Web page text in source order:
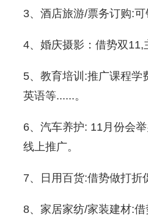
3、酒店旅游/票务订购:
4、婚庆摄影：借势双11,
5、教育培训:推广课程学
英语等......。
6、汽车养护: 11月份会
线上推广。
7、日用百货:借势做打折
8、家居家纺/家装建材: